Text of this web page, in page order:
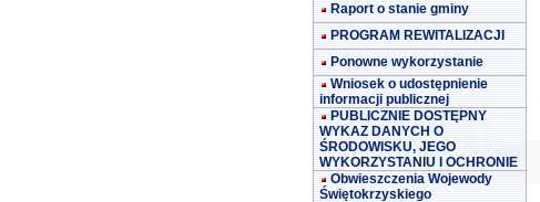
Raport o stanie gminy
PROGRAM REWITALIZACJI
Ponowne wykorzystanie
Wniosek o udostępnienie
informacji publicznej
PUBLICZNIE DOSTĘPNY
WYKAZ DANYCH O
ŚRODOWISKU, JEGO
WYKORZYSTANIU I OCHRONIE
Obwieszczenia Wojewody
Świętokrzyskiego